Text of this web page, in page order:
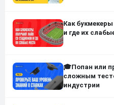
Как
и где их
🎓Попан или
сложным
индустрии